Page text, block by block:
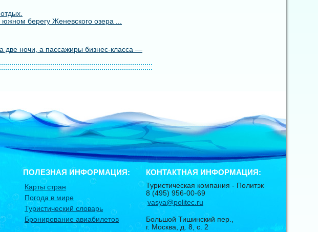
берегу Женевского озера ...
две ночи, а пассажиры бизнес-класса —
ПОЛЕЗНАЯ ИНФОРМАЦИЯ:
Карты стран
Погода в мире
Туристический словарь
Бронирование авиабилетов
КОНТАКТНАЯ ИНФОРМАЦИЯ:
Туристическая компания - Политэк
8 (495) 956-00-69
vasya@politec.ru
Большой Тишинский пер.,
г. Москва
д. 8, с. 2